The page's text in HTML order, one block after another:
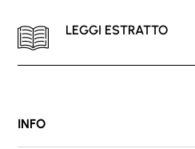
LEGGI ESTRATTO
INFO